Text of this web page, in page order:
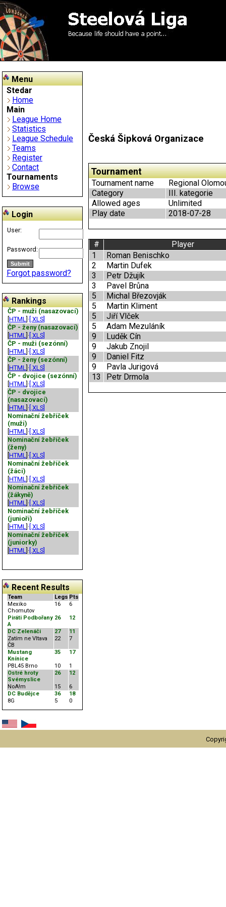
Menu
Stedar
Home
Main
League Home
Statistics
League Schedule
Teams
Register
Contact
Tournaments
Browse
Login
User:
Password:
Forgot password?
Rankings
ČP - muži (nasazovací)
HTML ]· [.XLS]
ČP - ženy (nasazovací)
HTML ]· [.XLS]
ČP - muži (sezónní)
HTML ]· [.XLS]
ČP - ženy (sezónní)
HTML ]· [.XLS]
ČP - dvojice (sezónní)
HTML ]· [.XLS]
ČP - dvojice
(nasazovací)
HTML ]· [.XLS]
Nominační žebříček
(muži)
HTML ]· [.XLS]
Nominační žebříček
(ženy)
HTML ]· [.XLS]
Nominační žebříček
(žáci)
HTML ]· [.XLS]
Nominační žebříček
(žákyně)
HTML ]· [.XLS]
Nominační žebříček
(junioři)
HTML ]· [.XLS]
Nominační žebříček
(juniorky)
HTML ]· [.XLS]
Recent Results
Team Legs Pts
Mexiko
Chomutov
16 6
Piráti Podbořany
A
26 12
DC Zelenáči 27
11
Zatím ne Vltava
ČB
22 7
Mustang
Knínice
35 17
PBL45 Brno 10
1
Ostré hroty
Svémyslice
26 12
NoA!m 15
6
DC Budějce
36
18
8G
5 0
Česká Šipková Organizace
Tournament
Tournament name
Regional
Category
III. kategorie
Allowed ages
Unlimited
Play date
2018-07-28
#
Player
1
Roman Benischko
2
Martin Dufek
3
Petr Džujík
3
Pavel Brůna
5
Michal Březovják
5
Martin Kliment
5
Jiří Vlček
5
Adam Mezuláník
9
Luděk Cín
9
Jakub Znojil
9
Daniel Fitz
9
Pavla Jurigová
13
Petr Drmola